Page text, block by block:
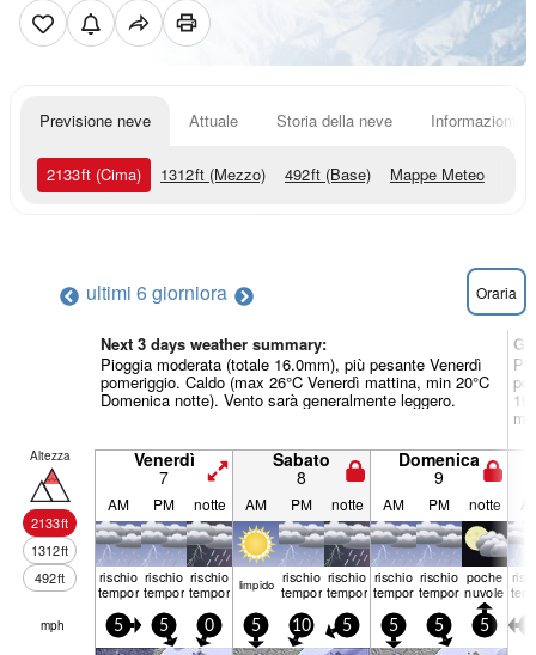
Previsione neve Attuale Storia della neve Informazioni
2133ft (Cima) 1312ft (Mezzo) 492ft (Base) Mappe Meteo
ultimi 6 giorniora Oraria
Next 3 days weather summary:
Pioggia moderata (totale 16.0mm), più pesante Venerdì
pomeriggio. Caldo (max 26°C Venerdì mattina, min 20°C
Domenica notte). Vento sarà generalmente leggero.
Altezza
2133ft
1312ft
492ft
Venerdì
7
Sabato
8
Domenica
9
AM PM notte AM PM notte AM PM notte
rischio
temporale
rischio
temporale
rischio
temporalelimp­ido rischio
temporale
rischio
temporale
rischio
temporale
rischio
temporale
poche
nuvole
mph 5 5 0 5 10 5 5 5 5